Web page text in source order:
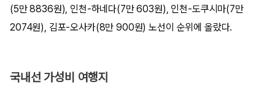
(5만 8836원), 인천-하네다(7만 603원), 인천-도쿠시마(7만
2074원), 김포-오사카(8만 900원) 노선이 순위에 올랐다.
국내선 가성비 여행지